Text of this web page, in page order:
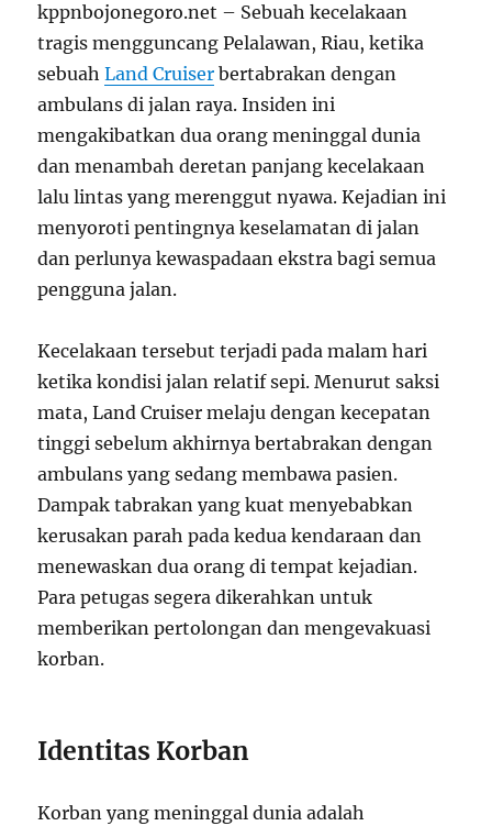
kppnbojonegoro.net – Sebuah kecelakaan
tragis mengguncang Pelalawan, Riau, ketika
sebuahLand Cruiser bertabrakan dengan
ambulans di jalan raya. Insiden ini
mengakibatkan dua orang meninggal dunia
dan menambah deretan panjang kecelakaan
lalu lintas yang merenggut nyawa. Kejadian ini
menyoroti pentingnya keselamatan di jalan
dan perlunya kewaspadaan ekstra bagi semua
pengguna jalan.
Kecelakaan tersebut terjadi pada malam hari
ketika kondisi jalan relatif sepi. Menurut saksi
mata, Land Cruiser melaju dengan kecepatan
tinggi sebelum akhirnya bertabrakan dengan
ambulans yang sedang membawa pasien.
Dampak tabrakan yang kuat menyebabkan
kerusakan parah pada kedua kendaraan dan
menewaskan dua orang di tempat kejadian.
Para petugas segera dikerahkan untuk
memberikan pertolongan dan mengevakuasi
korban.
Identitas Korban
Korban yang meninggal dunia adalah